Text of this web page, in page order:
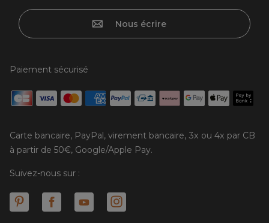
Nous écrire
Paiement sécurisé
Carte bancaire, PayPal, virement bancaire, 3x ou 4x par CB
à partir de 50€, Google/Apple Pay.
Suivez-nous sur :